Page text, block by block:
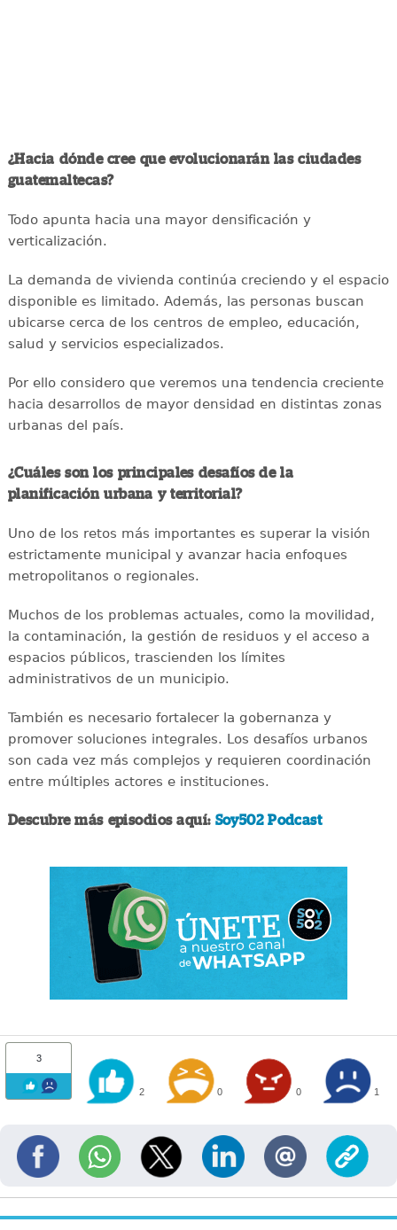
¿Hacia dónde cree que evolucionarán las ciudades
guatemaltecas?
Todo apunta hacia una mayor densificación y
verticalización.
La demanda de vivienda continúa creciendo y el espacio
disponible es limitado. Además, las personas buscan
ubicarse cerca de los centros de empleo, educación,
salud y servicios especializados.
Por ello considero que veremos una tendencia creciente
hacia desarrollos de mayor densidad en distintas zonas
urbanas del país.
¿Cuáles son los principales desafíos de la
planificación urbana y territorial?
Uno de los retos más importantes es superar la visión
estrictamente municipal y avanzar hacia enfoques
metropolitanos o regionales.
Muchos de los problemas actuales, como la movilidad,
la contaminación, la gestión de residuos y el acceso a
espacios públicos, trascienden los límites
administrativos de un municipio.
También es necesario fortalecer la gobernanza y
promover soluciones integrales. Los desafíos urbanos
son cada vez más complejos y requieren coordinación
entre múltiples actores e instituciones.
Descubre más episodios aquí:Soy502 Podcast
3
2 0 0 1